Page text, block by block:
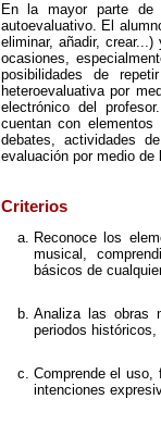
En la mayor parte de
autoevaluativo. El
eliminar, añadir,
ocasiones,
posibilidades de
heteroevaluativa por
electrónico del
cuentan con
debates, actividades
evaluación por medio
Criterios
Reconoce los
musical,
básicos de
Analiza las obras
periodos
Comprende el
intenciones